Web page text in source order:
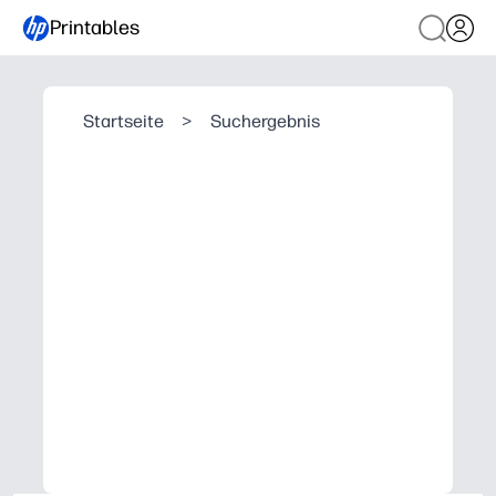
Printables
Startseite > Suchergebnis